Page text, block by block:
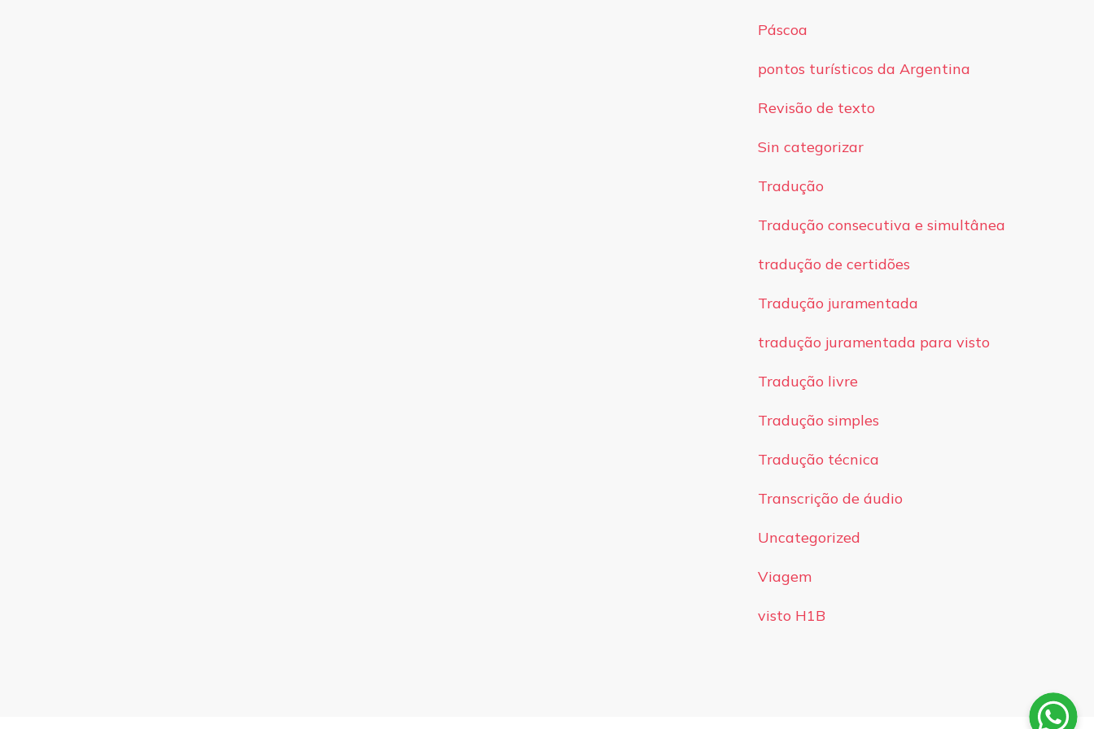
Páscoa
pontos turísticos da Argentina
Revisão de texto
Sin categorizar
Tradução
Tradução consecutiva e simultânea
tradução de certidões
Tradução juramentada
tradução juramentada para visto
Tradução livre
Tradução simples
Tradução técnica
Transcrição de áudio
Uncategorized
Viagem
visto H1B